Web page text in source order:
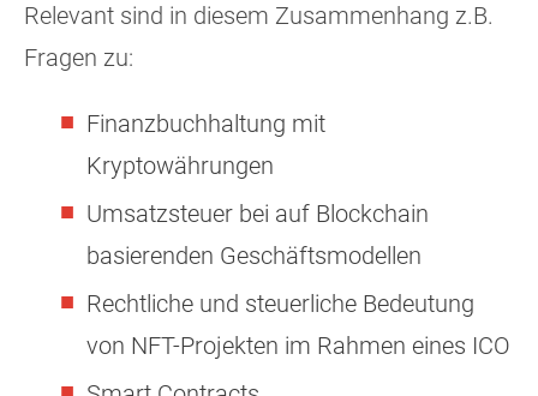
Relevant sind in diesem Zusammenhang z.B.
Fragen zu:
Finanzbuchhaltung mit
Kryptowährungen
Umsatzsteuer bei auf Blockchain
basierenden Geschäftsmodellen
Rechtliche und steuerliche Bedeutung
von NFT-Projekten im Rahmen eines ICO